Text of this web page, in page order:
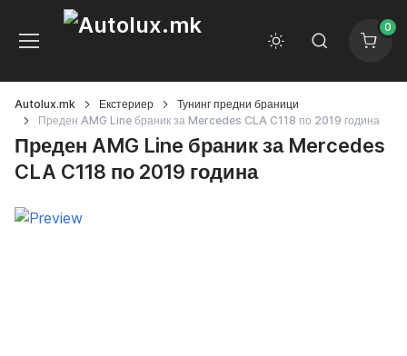
0
Autolux.mk Екстериер
Тунинг предни браници
Преден AMG Line браник за Mercedes CLA C118 по 2019 година
Преден AMG Line браник за Mercedes
CLA C118 по 2019 година